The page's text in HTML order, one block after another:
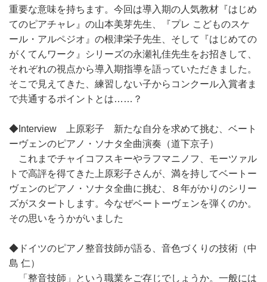
重要な意味を持ちます。今回は導入期の人気教材『はじめ
てのピアチャレ』の山本美芽先生、『プレ こどものスケ
ール・アルペジオ』の根津栄子先生、そして『はじめての
がくてんワーク』シリーズの永瀬礼佳先生をお招きして、
それぞれの視点から導入期指導を語っていただきました。
そこで見えてきた、練習しない子からコンクール入賞者ま
で共通するポイントとは……？
◆Interview 上原彩子 新たな自分を求めて挑む、ベート
ーヴェンのピアノ・ソナタ全曲演奏（道下京子）
これまでチャイコフスキーやラフマニノフ、モーツァル
トで高評を得てきた上原彩子さんが、満を持してベートー
ヴェンのピアノ・ソナタ全曲に挑む、８年がかりのシリー
ズがスタートします。今なぜベートーヴェンを弾くのか。
その思いをうかがいました
◆ドイツのピアノ整音技師が語る、音色づくりの技術（中
島 仁）
「整音技師」という職業をご存じでしょうか。一般には